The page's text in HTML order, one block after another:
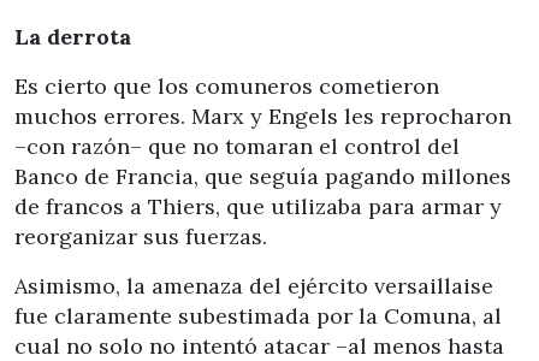
La derrota
Es cierto que los comuneros cometieron
muchos errores. Marx y Engels les reprocharon
–con razón– que no tomaran el control del
Banco de Francia, que seguía pagando millones
de francos a Thiers, que utilizaba para armar y
reorganizar sus fuerzas.
Asimismo, la amenaza del ejército versaillaise
fue claramente subestimada por la Comuna, al
cual no solo no intentó atacar –al menos hasta